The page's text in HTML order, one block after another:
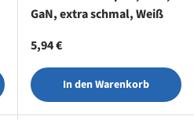
GaN, extra schmal, Weiß
Normaler Preis
5,94 €
In den Warenkorb